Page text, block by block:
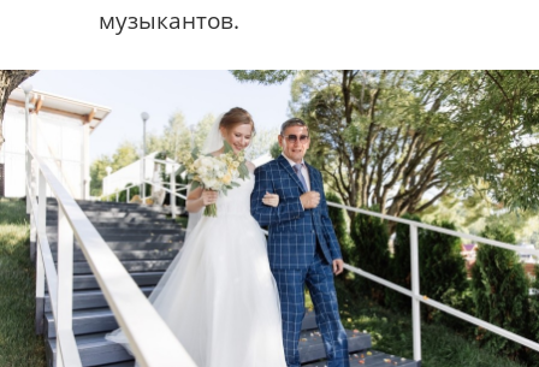
музыкантов.